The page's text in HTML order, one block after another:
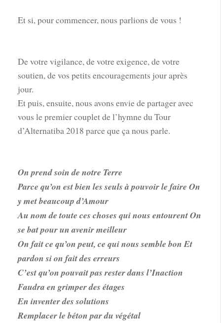
Et si, pour commencer, nous parlions de vous !
De votre vigilance, de votre exigence, de votre
soutien, de vos petits encouragements jour après
jour.
Et puis, ensuite, nous avons envie de partager avec
vous le premier couplet de l’hymne du Tour
d’Alternatiba 2018 parce que ça nous parle.
On prend soin de notre Terre
Parce qu’on est bien les seuls à pouvoir le faire On
y met beaucoup d’Amour
Au nom de toute ces choses qui nous entourent On
se bat pour un avenir meilleur
On fait ce qu’on peut, ce qui nous semble bon Et
pardon si on fait des erreurs
C’est qu’on pouvait pas rester dans l’Inaction
Faudra en grimper des étages
En inventer des solutions
Remplacer le béton par du végétal